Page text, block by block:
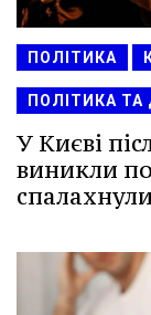
ПОЛІТИКА
ПОЛІТИКА
У Києві
виникли